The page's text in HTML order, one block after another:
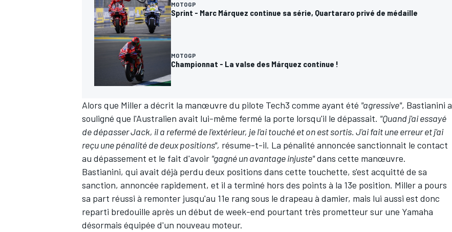
AUTRES CHAMPIONNATS
MOTOGP
Sprint - Marc Márquez continue sa série, Quartararo privé de médaille
MOTOGP
Championnat - La valse des Márquez continue !
Alors que Miller a décrit la manœuvre du pilote Tech3 comme ayant été "agressive", Bastianini a
souligné que l'Australien avait lui-même fermé la porte lorsqu'il le dépassait. "Quand j'ai essayé
de dépasser Jack, il a refermé de l'extérieur, je l'ai touché et on est sortis. J'ai fait une erreur et j'ai
reçu une pénalité de deux positions", résume-t-il. La pénalité annoncée sanctionnait le contact
au dépassement et le fait d'avoir "gagné un avantage injuste"dans cette manœuvre.
Bastianini, qui avait déjà perdu deux positions dans cette touchette, s'est acquitté de sa
sanction, annoncée rapidement, et il a terminé hors des points à la 13e position. Miller a pours
sa part réussi à remonter jusqu'au 11e rang sous le drapeau à damier, mais lui aussi est donc
reparti bredouille après un début de week-end pourtant très prometteur sur une Yamaha
désormais équipée d'un nouveau moteur.